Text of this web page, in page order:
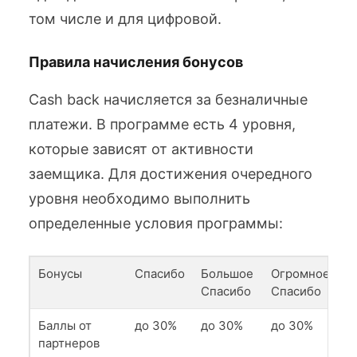
том числе и для цифровой.
Правила начисления бонусов
Cash back начисляется за безналичные
платежи. В программе есть 4 уровня,
которые зависят от активности
заемщика. Для достижения очередного
уровня необходимо выполнить
определенные условия программы:
Бонусы Спасибо
Большое
Спасибо
Огромное
Спасибо
Баллы от
партнеров
до 30% до 30% до 30%